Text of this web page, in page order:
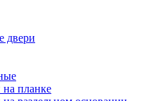
двери
на планке